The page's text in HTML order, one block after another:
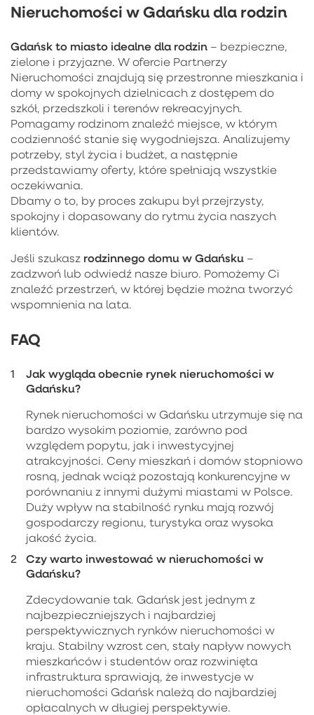
Nieruchomości w Gdańsku dla rodzin
Gdańsk to miasto idealne dla rodzin – bezpieczne,
zielone i przyjazne. W ofercie Partnerzy
Nieruchomości znajdują się przestronne mieszkania i
domy w spokojnych dzielnicach z dostępem do
szkół, przedszkoli i terenów rekreacyjnych.
Pomagamy rodzinom znaleźć miejsce, w którym
codzienność stanie się wygodniejsza. Analizujemy
potrzeby, styl życia i budżet, a następnie
przedstawiamy oferty, które spełniają wszystkie
oczekiwania.
Dbamy o to, by proces zakupu był przejrzysty,
spokojny i dopasowany do rytmu życia naszych
klientów.
Jeśli szukasz rodzinnego domu w Gdańsku –
zadzwoń lub odwiedź nasze biuro. Pomożemy Ci
znaleźć przestrzeń, w której będzie można tworzyć
wspomnienia na lata.
FAQ
Jak wygląda obecnie rynek nieruchomości w
Gdańsku?
Rynek nieruchomości w Gdańsku utrzymuje się na
bardzo wysokim poziomie, zarówno pod
względem popytu, jak i inwestycyjnej
atrakcyjności. Ceny mieszkań i domów stopniowo
rosną, jednak wciąż pozostają konkurencyjne w
porównaniu z innymi dużymi miastami w Polsce.
Duży wpływ na stabilność rynku mają rozwój
gospodarczy regionu, turystyka oraz wysoka
jakość życia.
Czy warto inwestować w nieruchomości w
Gdańsku?
Zdecydowanie tak. Gdańsk jest jednym z
najbezpieczniejszych i najbardziej
perspektywicznych rynków nieruchomości w
kraju. Stabilny wzrost cen, stały napływ nowych
mieszkańców i studentów oraz rozwinięta
infrastruktura sprawiają, że inwestycje w
nieruchomości Gdańsk należą do najbardziej
opłacalnych w długiej perspektywie.